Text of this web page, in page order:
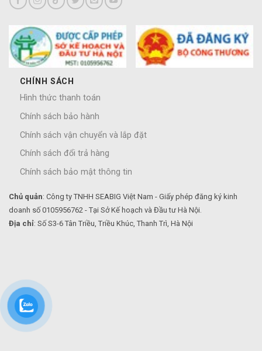
CHÍNH SÁCH
Hình thức thanh toán
Chính sách bảo hành
Chính sách vận chuyển và lắp đặt
Chính sách đổi trả hàng
Chính sách bảo mật thông tin
Chủ quản: Công ty TNHH SEABIG Việt Nam - Giấy phép đăng ký kinh
doanh số 0105956762 - Tại Sở Kế hoạch và Đầu tư Hà Nội.
Địa chỉ: Số S3-6 Tân Triều, Triều Khúc, Thanh Trì, Hà Nội